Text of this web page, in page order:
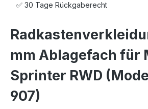
✅ 30 Tage Rückgaberecht
mm Ablagefach für
Sprinter RWD
907)